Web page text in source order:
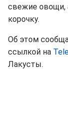
свежие овощи,
корочку.
Об этом
ссылкой на
Лакусты.